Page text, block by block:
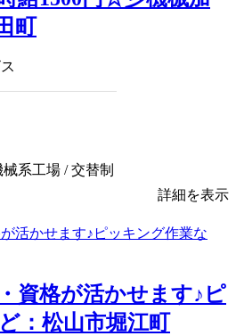
町
系工場 / 交替制
詳細を表示
資格が活かせます♪ピ
：松山市堀江町